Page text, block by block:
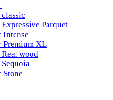
Parquet
Intense
Premium XL
wood